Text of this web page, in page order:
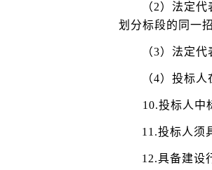
（2）法定
划分标段的同一
（3）法定
（4）投标
10.投标人中
11.投标人须
12.具备建设